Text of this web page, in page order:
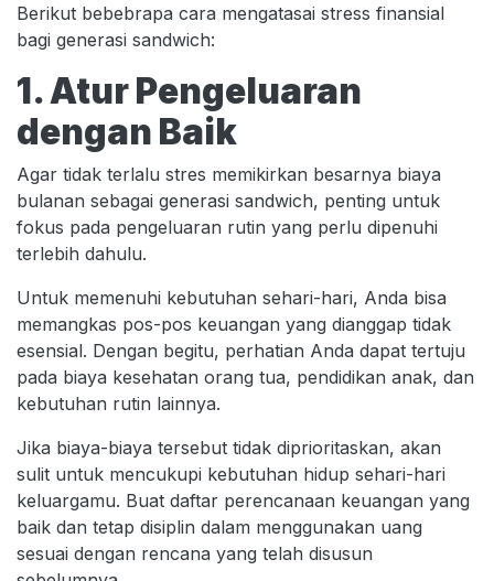
Berikut bebebrapa cara mengatasai stress finansial
bagi generasi sandwich:
1. Atur Pengeluaran
dengan Baik
Agar tidak terlalu stres memikirkan besarnya biaya
bulanan sebagai generasi sandwich, penting untuk
fokus pada pengeluaran rutin yang perlu dipenuhi
terlebih dahulu.
Untuk memenuhi kebutuhan sehari-hari, Anda bisa
memangkas pos-pos keuangan yang dianggap tidak
esensial. Dengan begitu, perhatian Anda dapat tertuju
pada biaya kesehatan orang tua, pendidikan anak, dan
kebutuhan rutin lainnya.
Jika biaya-biaya tersebut tidak diprioritaskan, akan
sulit untuk mencukupi kebutuhan hidup sehari-hari
keluargamu. Buat daftar perencanaan keuangan yang
baik dan tetap disiplin dalam menggunakan uang
sesuai dengan rencana yang telah disusun